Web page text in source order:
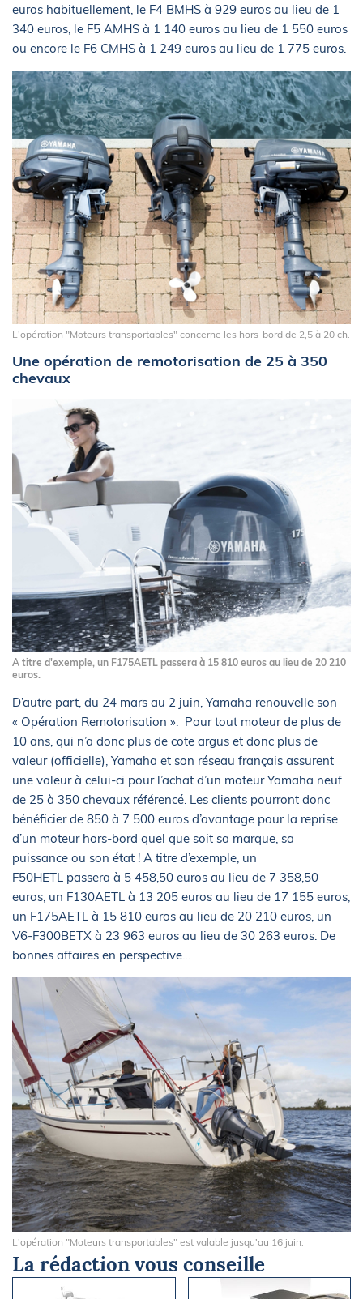
euros habituellement, le F4 BMHS à 929 euros au lieu de 1
340 euros, le F5 AMHS à 1 140 euros au lieu de 1 550 euros
ou encore le F6 CMHS à 1 249 euros au lieu de 1 775 euros.
L'opération "Moteurs transportables" concerne les hors-bord de 2,5 à 20 ch.
Une opération de remotorisation de 25 à 350
chevaux
A titre d'exemple, un F175AETL passera à 15 810 euros au lieu de 20 210
euros.
D’autre part, du 24 mars au 2 juin, Yamaha renouvelle son
« Opération Remotorisation ». Pour tout moteur de plus de
10 ans, qui n’a donc plus de cote argus et donc plus de
valeur (officielle), Yamaha et son réseau français assurent
une valeur à celui-ci pour l’achat d’un moteur Yamaha neuf
de 25 à 350 chevaux référencé. Les clients pourront donc
bénéficier de 850 à 7 500 euros d’avantage pour la reprise
d’un moteur hors-bord quel que soit sa marque, sa
puissance ou son état ! A titre d’exemple, un
F50HETL passera à 5 458,50 euros au lieu de 7 358,50
euros, un F130AETL à 13 205 euros au lieu de 17 155 euros,
un F175AETL à 15 810 euros au lieu de 20 210 euros, un
V6-F300BETX à 23 963 euros au lieu de 30 263 euros. De
bonnes affaires en perspective…
L'opération "Moteurs transportables" est valable jusqu'au 16 juin.
La rédaction vous conseille